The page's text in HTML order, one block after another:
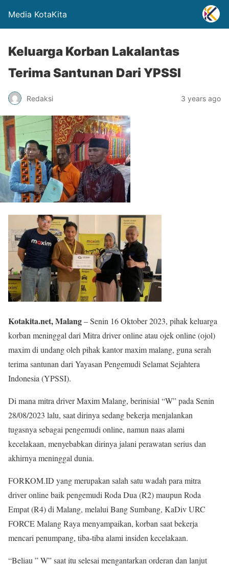
Media KotaKita
Keluarga Korban Lakalantas
Terima Santunan Dari YPSSI
Redaksi 3 years ago
Kotakita.net, Malang– Senin 16 Oktober 2023, pihak keluarga
korban meninggal dari Mitra driver online atau ojek online (ojol)
maxim di undang oleh pihak kantor maxim malang, guna serah
terima santunan dari Yayasan Pengemudi Selamat Sejahtera
Indonesia (YPSSI).
Di mana mitra driver Maxim Malang, berinisial “W” pada Senin
28/08/2023 lalu, saat dirinya sedang bekerja menjalankan
tugasnya sebagai pengemudi online, namun naas alami
kecelakaan, menyebabkan dirinya jalani perawatan serius dan
akhirnya meninggal dunia.
FORKOM.ID yang merupakan salah satu wadah para mitra
driver online baik pengemudi Roda Dua (R2) maupun Roda
Empat (R4) di Malang, melalui Bang Sumbang, KaDiv URC
FORCE Malang Raya menyampaikan, korban saat bekerja
mencari penumpang, tiba-tiba alami insiden kecelakaan.
“Beliau ” W” saat itu selesai mengantarkan orderan dan lanjut